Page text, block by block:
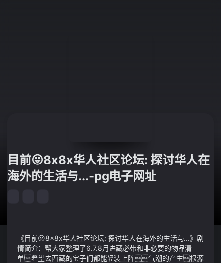
目前😛8x8x华人社区论坛: 探讨华人在
海外的生活与...-pg电子网址
《目前😛8x8x华人社区论坛: 探讨华人在海外的生活与...》剧
情简介：帮大家整理了6.7.8月进藏必带和非必要的物品清
单希望去西藏的宝子们都能轻装上阵气潮的产生根源